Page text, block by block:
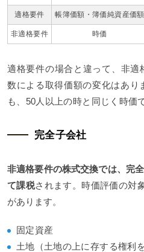
適格要件 帳簿価額・簿価純資産価額
非適格要件 時価
適格要件の場合と違って、非適
数による取得価額の変化はあり
も、50人以上の時と同じく時価
完全子会社
非適格要件の株式交換では、完
て課税されます。時価評価の対
があります。
固定資産
土地（土地の上に存する権利を